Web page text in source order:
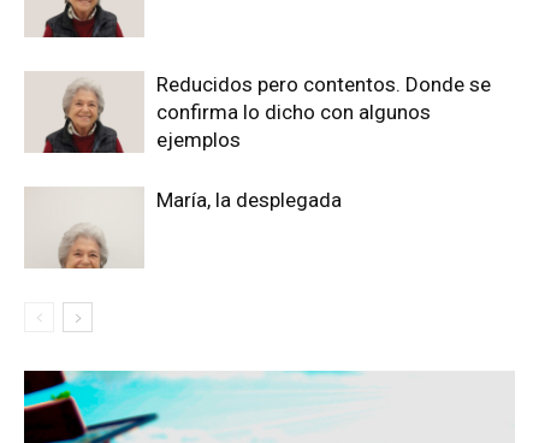
Reducidos pero contentos. Donde se
confirma lo dicho con algunos
ejemplos
María, la desplegada